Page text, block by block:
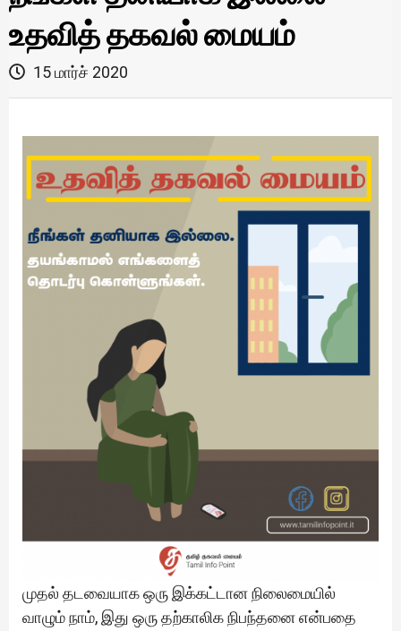
உதவித் தகவல் மையம்
15 மார்ச் 2020
முதல் தடவையாக ஒரு இக்கட்டான நிலைமையில்
வாழும் நாம், இது ஒரு தற்காலிக நிபந்தனை என்பதை